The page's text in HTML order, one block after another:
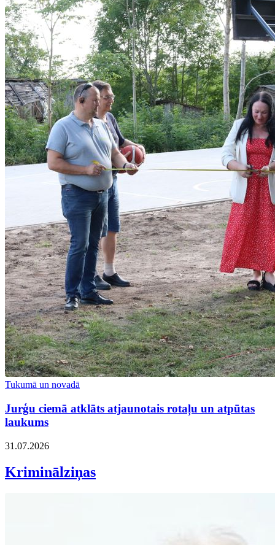
Tukumā un novadā
Jurģu ciemā atklāts atjaunotais rotaļu un atpūtas
laukums
31.07.2026
Kriminālziņas